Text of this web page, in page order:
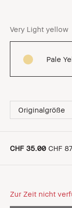
Very Light yellow
Pale
Originalgröße
CHF 35.00 CHF
Zur Zeit nicht